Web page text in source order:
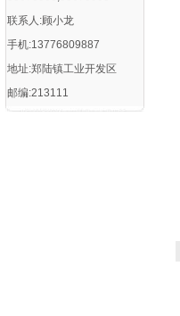
联系人:顾小龙
手机:13776809887
地址:郑陆镇工业开发区
邮编:213111